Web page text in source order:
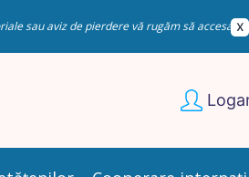
sau aviz de pierdere vă rugăm să accesați